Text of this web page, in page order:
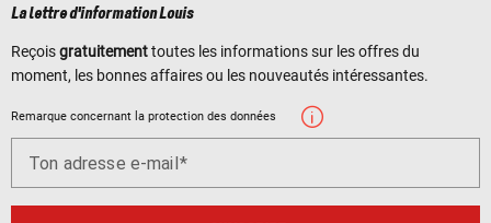
La lettre d'information Louis
Reçoisgratuitementtoutes les informations sur les offres du
moment, les bonnes affaires ou les nouveautés intéressantes.
Remarque concernant la protection des données
Ton adresse e-mail